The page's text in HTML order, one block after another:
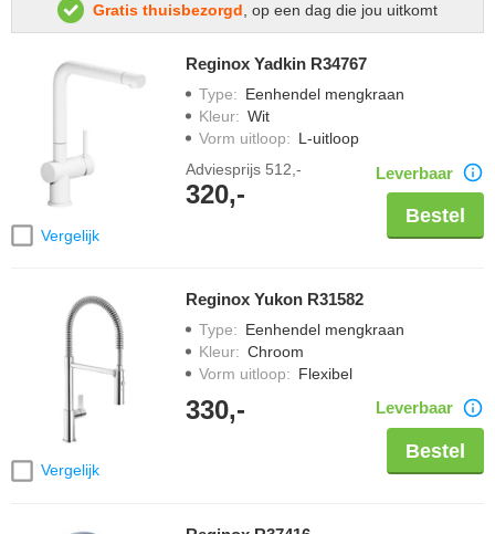
Gratis thuisbezorgd, op een dag die jou uitkomt
Vergelijk
Reginox Yadkin R34767
Type: Eenhendel mengkraan
Kleur: Wit
Vorm uitloop: L-uitloop
Adviesprijs 512,-
320,-
Leverbaar
Bestel
Vergelijk
Reginox Yukon R31582
Type: Eenhendel mengkraan
Kleur: Chroom
Vorm uitloop: Flexibel
330,- Leverbaar
Bestel